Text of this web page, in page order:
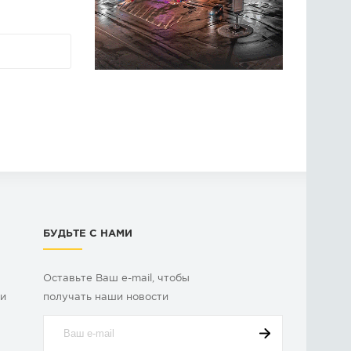
БУДЬТЕ С НАМИ
Оставьте Ваш e-mail, чтобы
получать наши новости